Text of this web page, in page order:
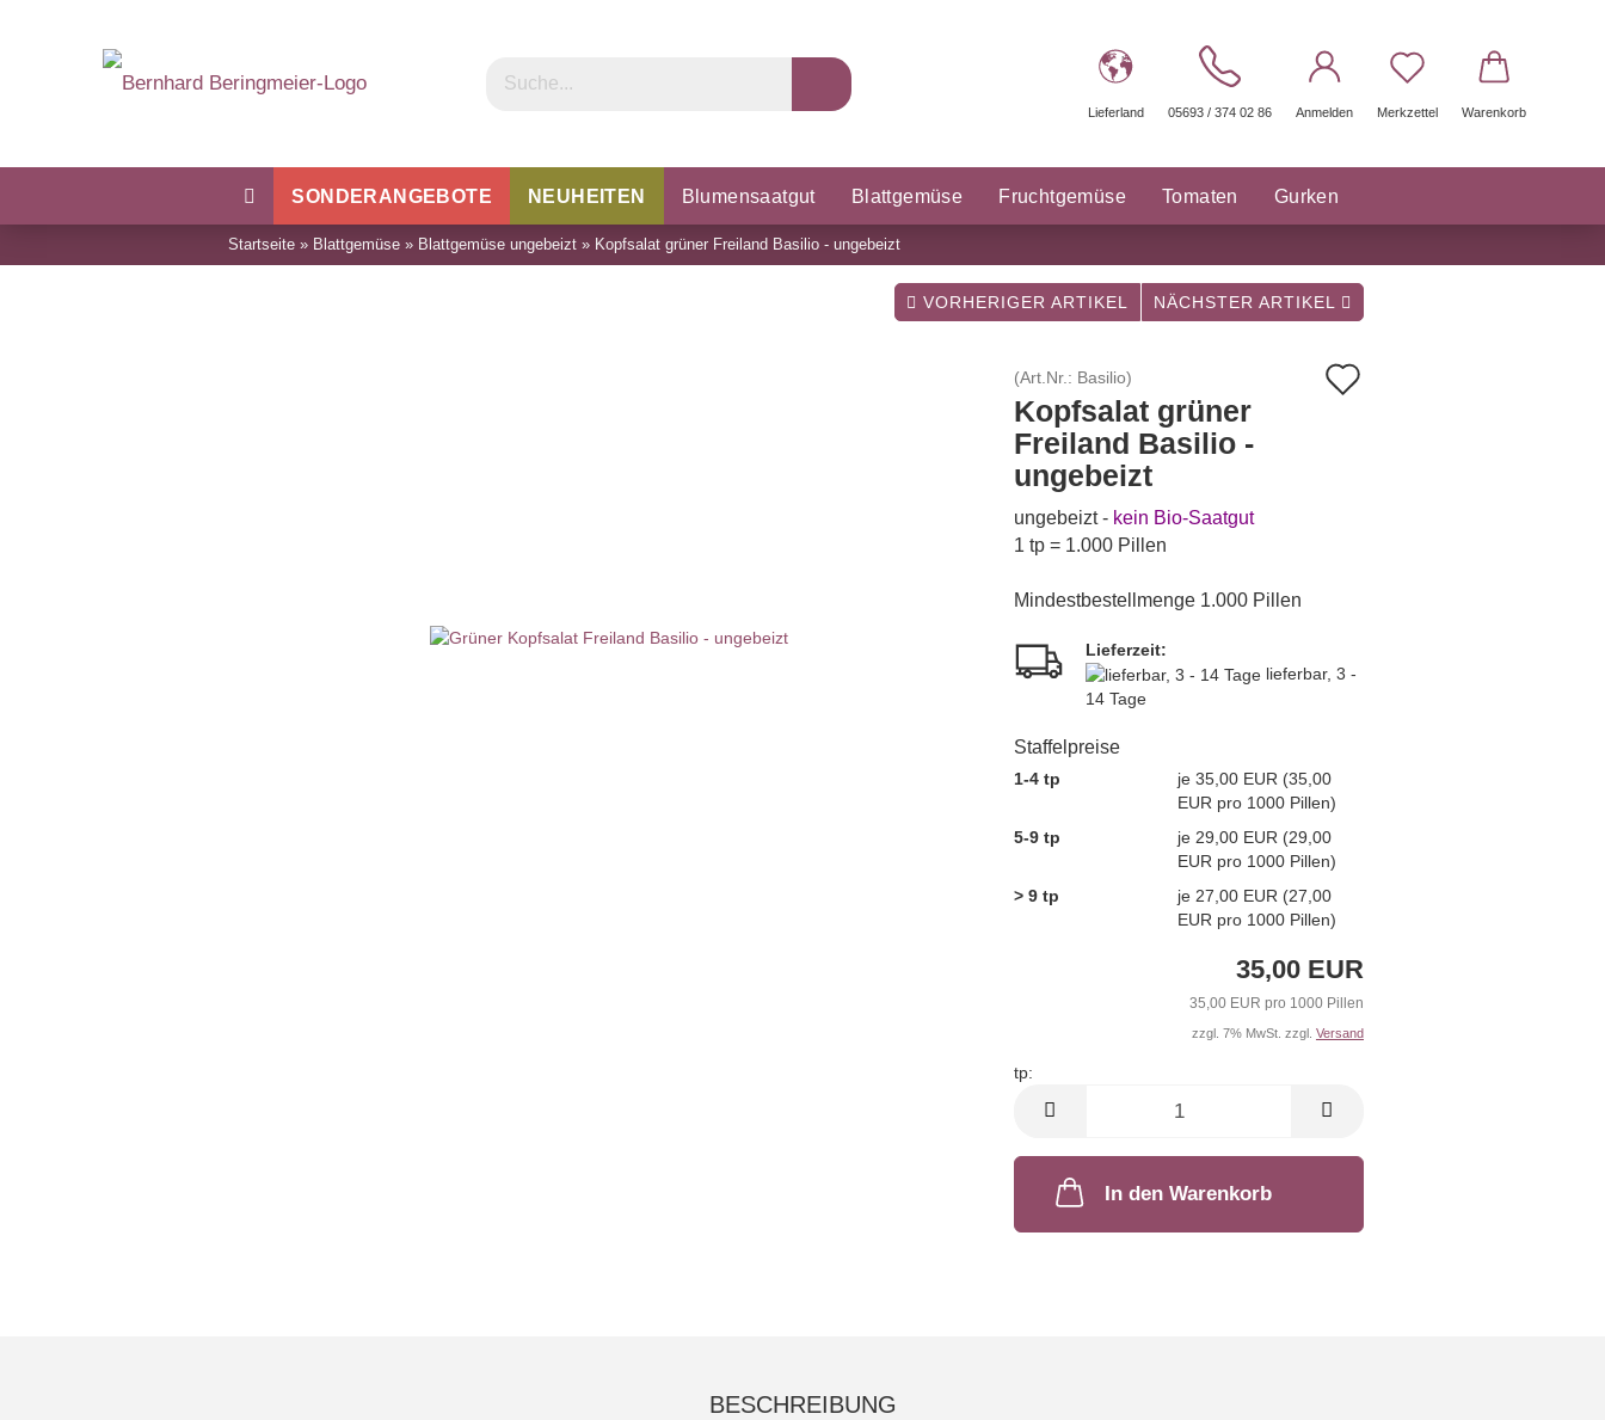
Lieferland 05693 / 374 02 86 Anmelden Merkzettel Warenkorb
SONDERANGEBOTE NEUHEITEN Blumensaatgut Blattgemüse Fruchtgemüse Tomaten Gurken
Kohl Bohnen & Erbsen Wurzel & Knollen Microgreens Porree & Zwiebeln
Startseite » Blattgemüse » Blattgemüse ungebeizt » Kopfsalat grüner Freiland Basilio - ungebeizt
VORHERIGER ARTIKEL NÄCHSTER ARTIKEL
(Art.Nr.: Basilio)
Kopfsalat grüner
Freiland Basilio -
ungebeizt
ungebeizt - kein Bio-Saatgut
1 tp = 1.000 Pillen
Mindestbestellmenge 1.000 Pillen
Lieferzeit:
lieferbar, 3 -
14 Tage
Staffelpreise
1-4 tp
je 35,00 EUR (35,00
EUR pro 1000 Pillen)
5-9 tp
je 29,00 EUR (29,00
EUR pro 1000 Pillen)
> 9 tp
je 27,00 EUR (27,00
EUR pro 1000 Pillen)
35,00 EUR
35,00 EUR pro 1000 Pillen
zzgl. 7% MwSt. zzgl. Versand
tp:
In den Warenkorb
BESCHREIBUNG